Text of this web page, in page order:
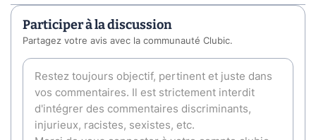
Participer à la discussion
Partagez votre avis avec la communauté Clubic.